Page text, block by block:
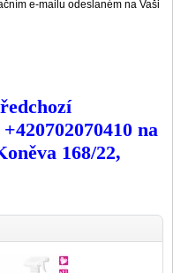
e-mailu odeslaném na Vaši
na
168/22,